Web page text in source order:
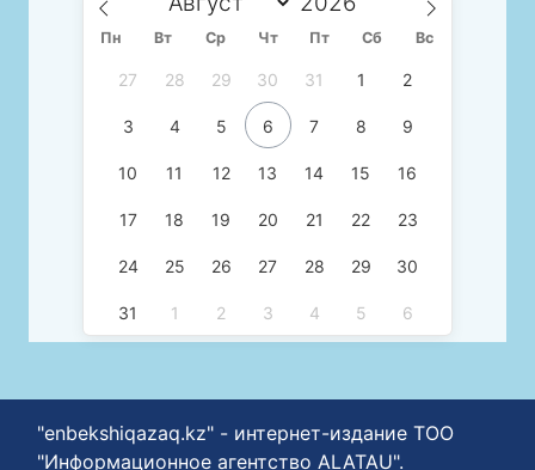
Пн Вт Ср Чт Пт Сб Вс
27 28 29 30 31 1 2
3 4 5 6 7 8 9
10 11 12 13 14 15 16
17 18 19 20 21 22 23
24 25 26 27 28 29 30
31 1 2 3 4 5 6
"enbekshiqazaq.kz" - интернет-издание ТОО
"Информационное агентство ALATAU".